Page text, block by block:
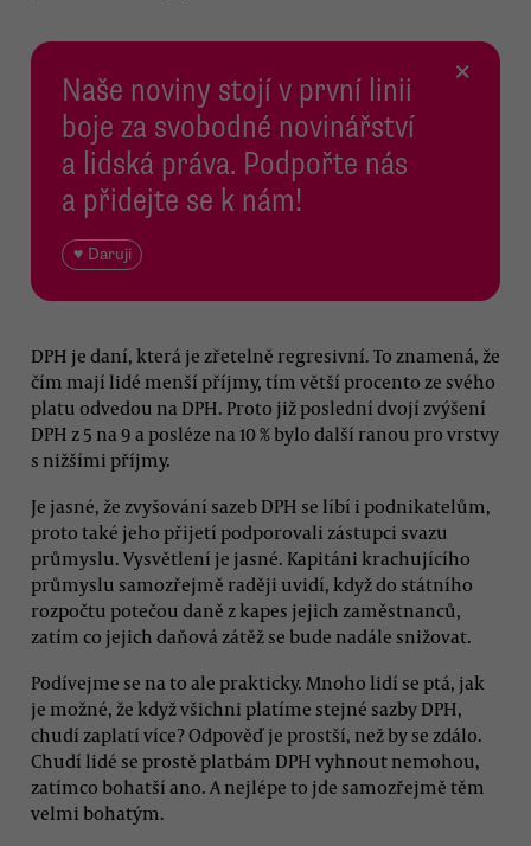
Naše noviny stojí v první linii
boje za svobodné novinářství
a lidská práva. Podpořte nás
a přidejte se k nám!
♥ Daruji
×
DPH je daní, která je zřetelně regresivní. To znamená, že
čím mají lidé menší příjmy, tím větší procento ze svého
platu odvedou na DPH. Proto již poslední dvojí zvýšení
DPH z 5 na 9 a posléze na 10 % bylo další ranou pro vrstvy
s nižšími příjmy.
Je jasné, že zvyšování sazeb DPH se líbí i podnikatelům,
proto také jeho přijetí podporovali zástupci svazu
průmyslu. Vysvětlení je jasné. Kapitáni krachujícího
průmyslu samozřejmě raději uvidí, když do státního
rozpočtu potečou daně z kapes jejich zaměstnanců,
zatím co jejich daňová zátěž se bude nadále snižovat.
Podívejme se na to ale prakticky. Mnoho lidí se ptá, jak
je možné, že když všichni platíme stejné sazby DPH,
chudí zaplatí více? Odpověď je prostší, než by se zdálo.
Chudí lidé se prostě platbám DPH vyhnout nemohou,
zatímco bohatší ano. A nejlépe to jde samozřejmě těm
velmi bohatým.